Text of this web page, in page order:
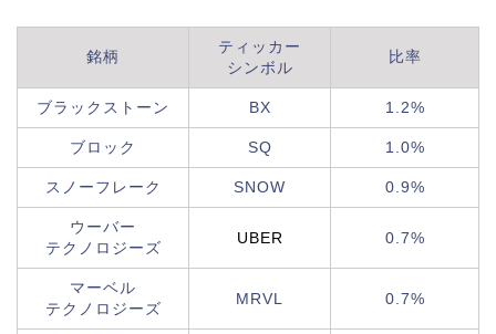
銘柄
ティッカー
シンボル
比率
ブラックストーン BX 1.2%
ブロック SQ 1.0%
スノーフレーク SNOW 0.9%
ウーバー
テクノロジーズ
UBER 0.7%
マーベル
テクノロジーズ
MRVL 0.7%